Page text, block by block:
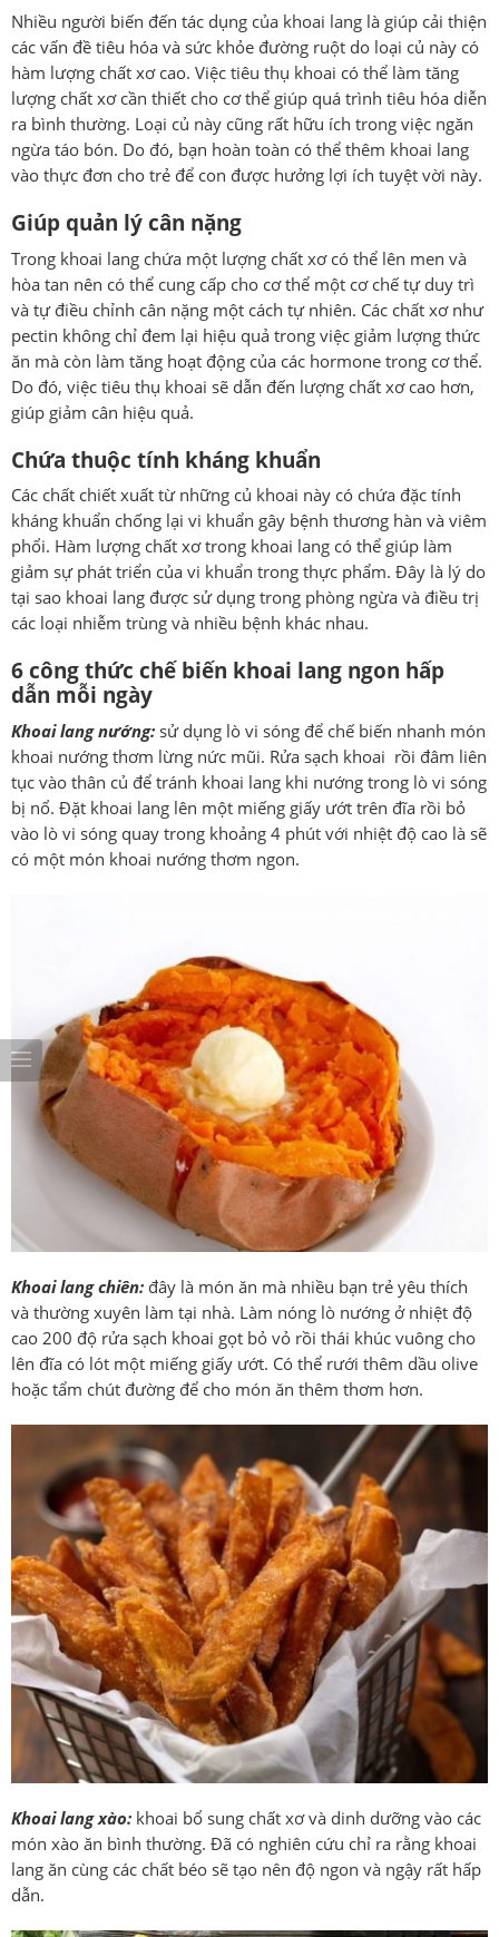
Nhiều người biến đến tác dụng của khoai lang là giúp cải thiện
các vấn đề tiêu hóa và sức khỏe đường ruột do loại củ này có
hàm lượng chất xơ cao. Việc tiêu thụ khoai có thể làm tăng
lượng chất xơ cần thiết cho cơ thể giúp quá trình tiêu hóa diễn
ra bình thường. Loại củ này cũng rất hữu ích trong việc ngăn
ngừa táo bón. Do đó, bạn hoàn toàn có thể thêm khoai lang
vào thực đơn cho trẻ để con được hưởng lợi ích tuyệt vời này.
Giúp quản lý cân nặng
Trong khoai lang chứa một lượng chất xơ có thể lên men và
hòa tan nên có thể cung cấp cho cơ thể một cơ chế tự duy trì
và tự điều chỉnh cân nặng một cách tự nhiên. Các chất xơ như
pectin không chỉ đem lại hiệu quả trong việc giảm lượng thức
ăn mà còn làm tăng hoạt động của các hormone trong cơ thể.
Do đó, việc tiêu thụ khoai sẽ dẫn đến lượng chất xơ cao hơn,
giúp giảm cân hiệu quả.
Chứa thuộc tính kháng khuẩn
Các chất chiết xuất từ ​​những củ khoai này có chứa đặc tính
kháng khuẩn chống lại vi khuẩn gây bệnh thương hàn và viêm
phổi. Hàm lượng chất xơ trong khoai lang có thể giúp làm
giảm sự phát triển của vi khuẩn trong thực phẩm. Đây là lý do
tại sao khoai lang được sử dụng trong phòng ngừa và điều trị
các loại nhiễm trùng và nhiều bệnh khác nhau.
6 công thức chế biến khoai lang ngon hấp
dẫn mỗi ngày
Khoai lang nướng: sử dụng lò vi sóng để chế biến nhanh món
khoai nướng thơm lừng nức mũi. Rửa sạch khoai rồi đâm liên
tục vào thân củ để tránh khoai lang khi nướng trong lò vi sóng
bị nổ. Đặt khoai lang lên một miếng giấy ướt trên đĩa rồi bỏ
vào lò vi sóng quay trong khoảng 4 phút với nhiệt độ cao là sẽ
có một món khoai nướng thơm ngon.
Khoai lang chiên: đây là món ăn mà nhiều bạn trẻ yêu thích
và thường xuyên làm tại nhà. Làm nóng lò nướng ở nhiệt độ
cao 200 độ rửa sạch khoai gọt bỏ vỏ rồi thái khúc vuông cho
lên đĩa có lót một miếng giấy ướt. Có thể rưới thêm dầu olive
hoặc tẩm chút đường để cho món ăn thêm thơm hơn.
Khoai lang xào: khoai bổ sung chất xơ và dinh dưỡng vào các
món xào ăn bình thường. Đã có nghiên cứu chỉ ra rằng khoai
lang ăn cùng các chất béo sẽ tạo nên độ ngon và ngậy rất hấp
dẫn.